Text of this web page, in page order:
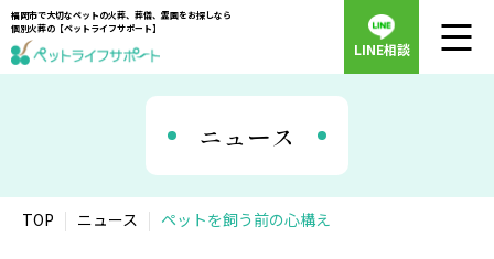
福岡市で大切なペットの火葬、葬儀、霊園をお探しなら
個別火葬の【ペットライフサポート】
LINE相談
ニュース
TOP ニュース ペットを飼う前の心構え